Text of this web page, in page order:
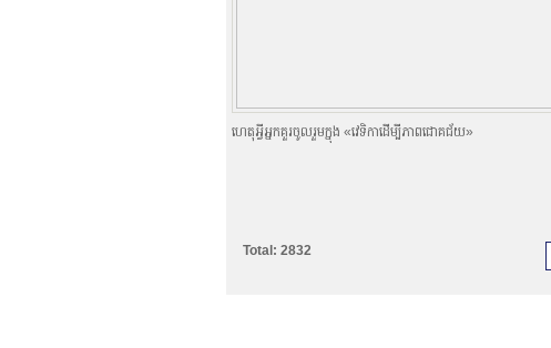
ហេតុអ្វីអ្នកគួរចូលរួមក្នុង «វេទិកាដើម្បីភាពជោគជ័យ»
Total: 2832